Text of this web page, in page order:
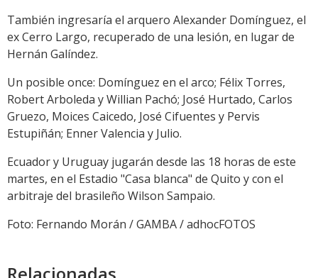
También ingresaría el arquero Alexander Domínguez, el
ex Cerro Largo, recuperado de una lesión, en lugar de
Hernán Galíndez.
Un posible once: Domínguez en el arco; Félix Torres,
Robert Arboleda y Willian Pachó; José Hurtado, Carlos
Gruezo, Moices Caicedo, José Cifuentes y Pervis
Estupiñán; Enner Valencia y Julio.
Ecuador y Uruguay jugarán desde las 18 horas de este
martes, en el Estadio "Casa blanca" de Quito y con el
arbitraje del brasileño Wilson Sampaio.
Foto: Fernando Morán / GAMBA / adhocFOTOS
Relacionadas